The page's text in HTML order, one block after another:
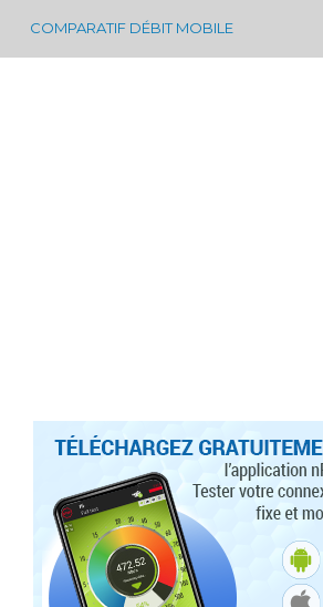
COMPARATIF DÉBIT MOBILE